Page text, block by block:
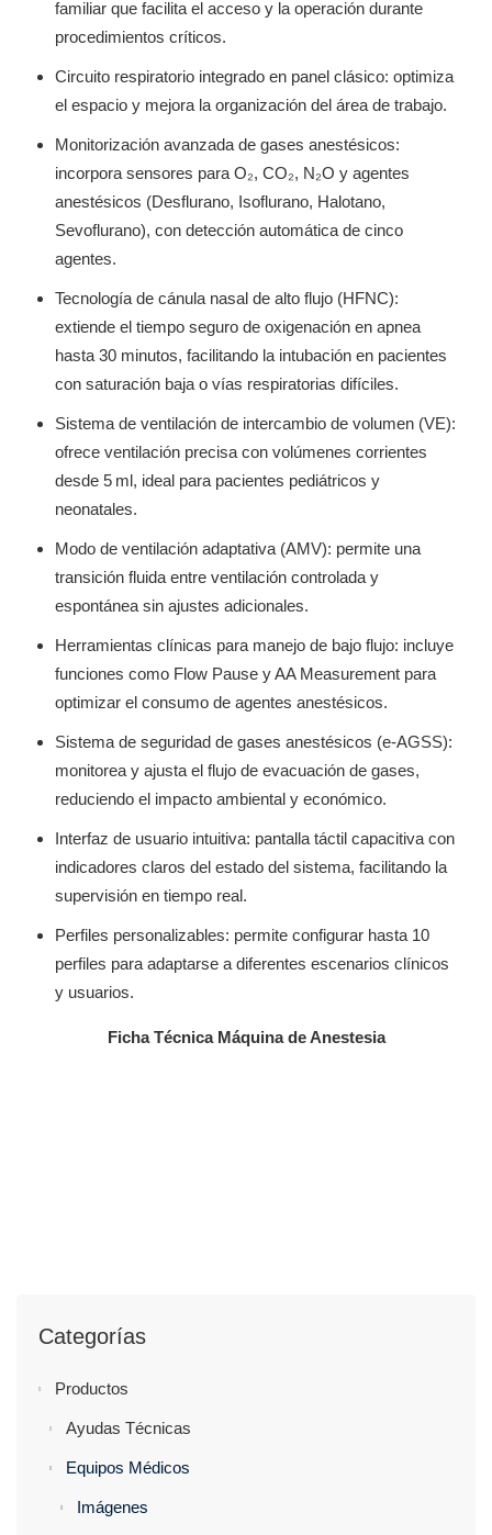
Categorías
Productos
Ayudas Técnicas
Equipos Médicos
Imágenes
familiar que facilita el acceso y la operación durante
procedimientos críticos.
Circuito respiratorio integrado en panel clásico: optimiza
el espacio y mejora la organización del área de trabajo.
Monitorización avanzada de gases anestésicos:
incorpora sensores para O₂, CO₂, N₂O y agentes
anestésicos (Desflurano, Isoflurano, Halotano,
Sevoflurano), con detección automática de cinco
agentes.
Tecnología de cánula nasal de alto flujo (HFNC):
extiende el tiempo seguro de oxigenación en apnea
hasta 30 minutos, facilitando la intubación en pacientes
con saturación baja o vías respiratorias difíciles.
Sistema de ventilación de intercambio de volumen (VE):
ofrece ventilación precisa con volúmenes corrientes
desde 5 ml, ideal para pacientes pediátricos y
neonatales.
Modo de ventilación adaptativa (AMV): permite una
transición fluida entre ventilación controlada y
espontánea sin ajustes adicionales.
Herramientas clínicas para manejo de bajo flujo: incluye
funciones como Flow Pause y AA Measurement para
optimizar el consumo de agentes anestésicos.
Sistema de seguridad de gases anestésicos (e-AGSS):
monitorea y ajusta el flujo de evacuación de gases,
reduciendo el impacto ambiental y económico.
Interfaz de usuario intuitiva: pantalla táctil capacitiva con
indicadores claros del estado del sistema, facilitando la
supervisión en tiempo real.
Perfiles personalizables: permite configurar hasta 10
perfiles para adaptarse a diferentes escenarios clínicos
y usuarios.
Ficha Técnica Máquina de Anestesia